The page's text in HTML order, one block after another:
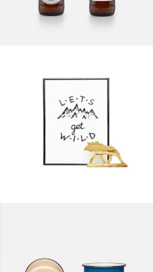
CAPTURING LIFE
Logo Design
AMSTERDAM STROLL